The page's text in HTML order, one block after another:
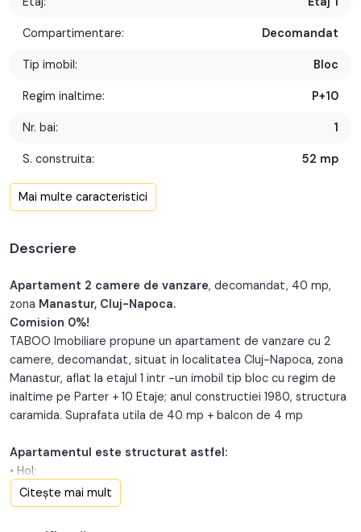
Compartimentare: Decomandat
Tip imobil: Bloc
Regim inaltime: P+10
Nr. bai: 1
S. construita: 52 mp
Confort:
Nr. balcoane:
An constructie: 1980
Structura:
Orientare: Est
Mai multe caracteristici
Descriere
Apartament 2 camere de vanzare, decomandat, 40 mp,
zona Manastur, Cluj-Napoca.
Comision 0%!
TABOO Imobiliare propune un apartament de vanzare cu 2
camere, decomandat, situat in localitatea Cluj-Napoca, zona
Manastur, aflat la etajul 1 intr -un imobil tip bloc cu regim de
inaltime pe Parter + 10 Etaje; anul constructiei 1980, structura
caramida. Suprafata utila de 40 mp + balcon de 4 mp
Apartamentul este structurat astfel:
• Hol;
• Bucatarie;
• Baie;
Citește mai mult